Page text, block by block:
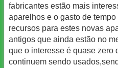
fabricantes estão mais
aparelhos e o gasto de
recursos para estes novas
antigos que ainda estão no
que o interesse é quase zero
continuem sendo